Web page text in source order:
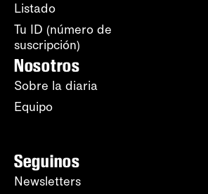
Listado
Tu ID (número de
suscripción)
Nosotros
Sobre la diaria
Equipo
Seguinos
Newsletters